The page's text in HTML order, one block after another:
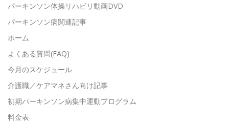
パーキンソン体操リハビリ動画DVD
パーキンソン病関連記事
ホーム
よくある質問(FAQ)
今月のスケジュール
介護職／ケアマネさん向け記事
初期パーキンソン病集中運動プログラム
料金表